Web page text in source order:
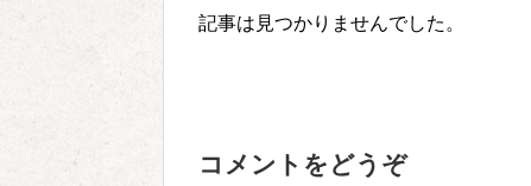
記事は見つかりませんでした。
コメントをどうぞ